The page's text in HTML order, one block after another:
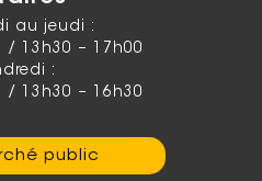
au jeudi :
/ 13h30 – 17h00
:
/ 13h30 – 16h30
public